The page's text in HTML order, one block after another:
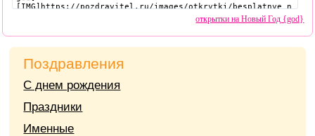
открытки на Новый Год {god}
Поздравления
С днем рождения
Праздники
Именные